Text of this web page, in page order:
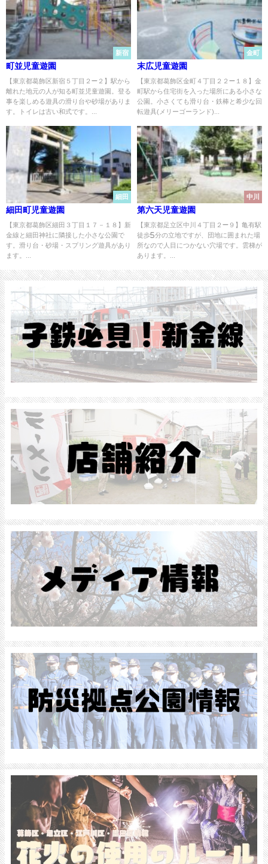
新宿
町並児童遊園
【東京都葛飾区新宿５丁目２−２】駅から
離れた地元の人が知る町並児童遊園。登る
事を楽しめる遊具の滑り台や砂場がありま
す。トイレは古い和式です。...
金町
末広児童遊園
【東京都葛飾区金町４丁目２２−１８】金
町駅から住宅街を入った場所にある小さな
公園。小さくても滑り台・鉄棒と希少な回
転遊具(メリーゴーランド)...
細田
細田町児童遊園
【東京都葛飾区細田３丁目１７－１８】新
金線と細田神社に隣接した小さな公園で
す。滑り台・砂場・スプリング遊具があり
ます。...
中川
第六天児童遊園
【東京都足立区中川４丁目２−９】亀有駅
徒歩5分の立地ですが、団地に囲まれた場
所なので人目につかない穴場です。雲梯が
あります。...